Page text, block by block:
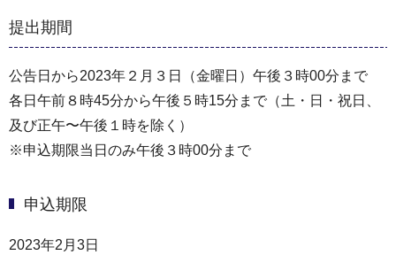
提出期間
公告日から2023年２月３日（金曜日）午後３時00分まで
各日午前８時45分から午後５時15分まで（⼟・⽇・祝⽇、
及び正午〜午後１時を除く）
※申込期限当日のみ午後３時00分まで
申込期限
2023年2月3日